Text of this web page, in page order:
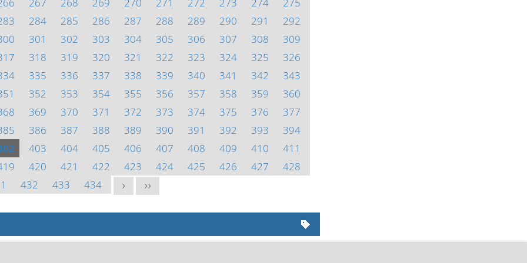
284 285 286 287 288 289 290 291
292
301 302 303 304 305 306 307 308
309
318 319 320 321 322 323 324 325
326
335 336 337 338 339 340 341 342
343
352 353 354 355 356 357 358 359
360
369 370 371 372 373 374 375 376
377
386 387 388 389 390 391 392 393
394
403 404 405 406 407 408 409 410
411
420 421 422 423 424 425 426 427
428
432 433 434 > >>